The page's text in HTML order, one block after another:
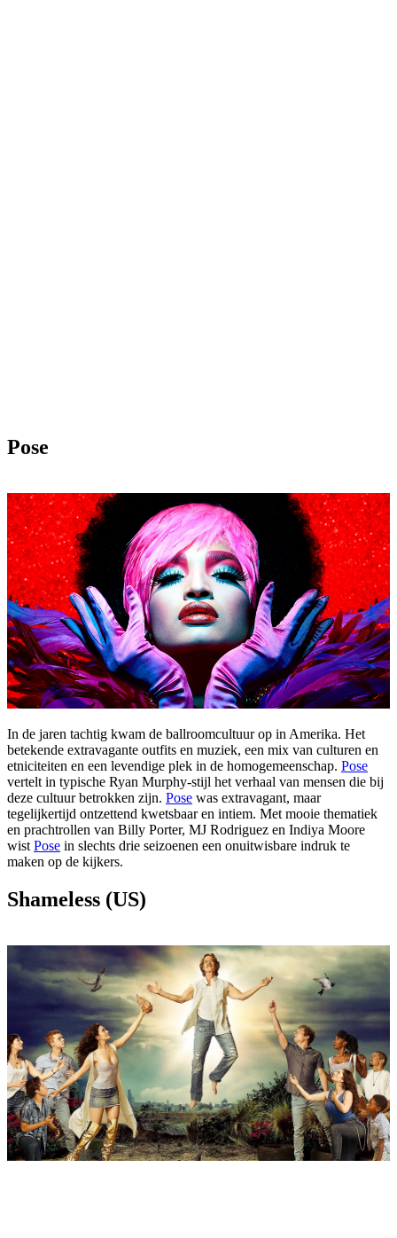
Pose
In de jaren tachtig kwam de ballroomcultuur op in Amerika. Het
betekende extravagante outfits en muziek, een mix van culturen en
etniciteiten en een levendige plek in de homogemeenschap. Pose
vertelt in typische Ryan Murphy-stijl het verhaal van mensen die bij
deze cultuur betrokken zijn. Pose was extravagant, maar
tegelijkertijd ontzettend kwetsbaar en intiem. Met mooie thematiek
en prachtrollen van Billy Porter, MJ Rodriguez en Indiya Moore
wist Pose in slechts drie seizoenen een onuitwisbare indruk te
maken op de kijkers.
Shameless (US)